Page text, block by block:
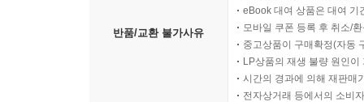
반품/교환 불가사유
eBook 대여 상품은 대여 기
모바일 쿠폰 등록 후 취소/
중고상품이 구매확정(자동
LP상품의 재생 불량 원인
시간의 경과에 의해 재판매
전자상거래 등에서의 소비